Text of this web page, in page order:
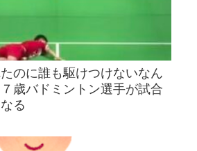
のに誰も駆けつけないなん
歳バドミントン選手が試合
る